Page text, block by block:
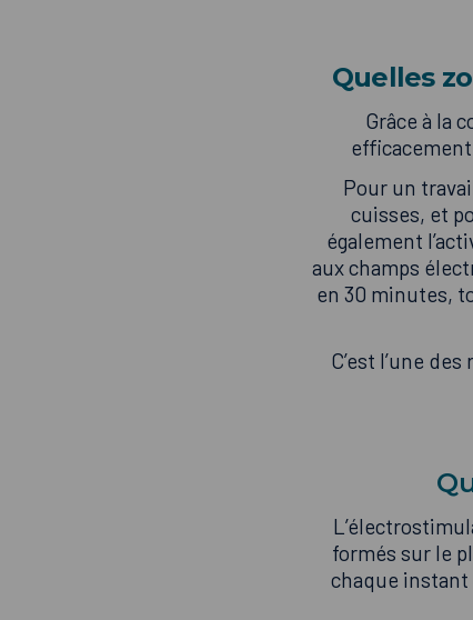
Quelles
Grâce à la
Pour un
cuisses, et
également
aux champs
en 30 minutes,
C’est l’une
formés sur le
chaque instant